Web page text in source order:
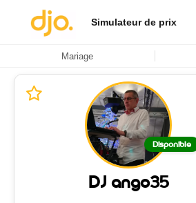
Simulateur de prix
Mariage
Disponible
DJ ango35